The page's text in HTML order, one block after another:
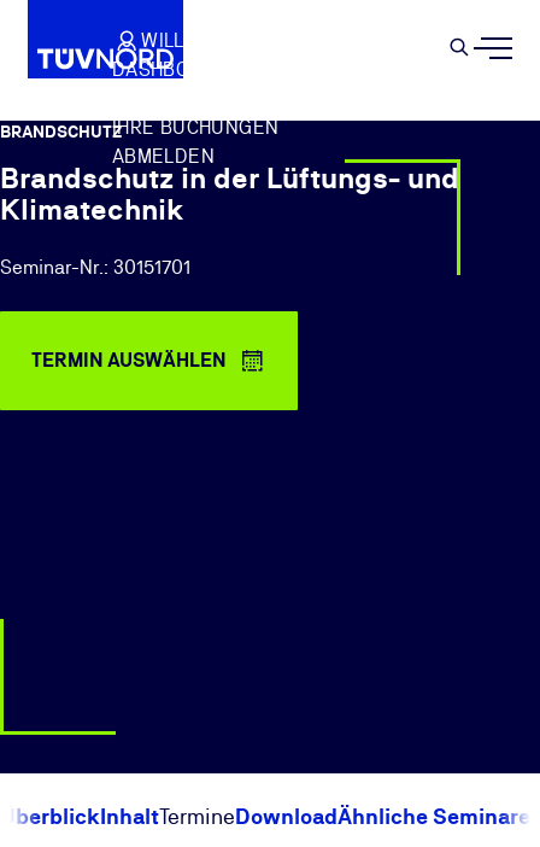
Springe zum Hauptinhalt
WILLKOMMEN
DASHBOARD
IHRE BUCHUNGEN
ABMELDEN
BRANDSCHUTZ
Brandschutz in der Lüftungs- und
Klimatechnik
Seminar-Nr.: 30151701
TERMIN AUSWÄHLEN
ÜberblickInhaltTermineDownloadÄhnliche Seminare